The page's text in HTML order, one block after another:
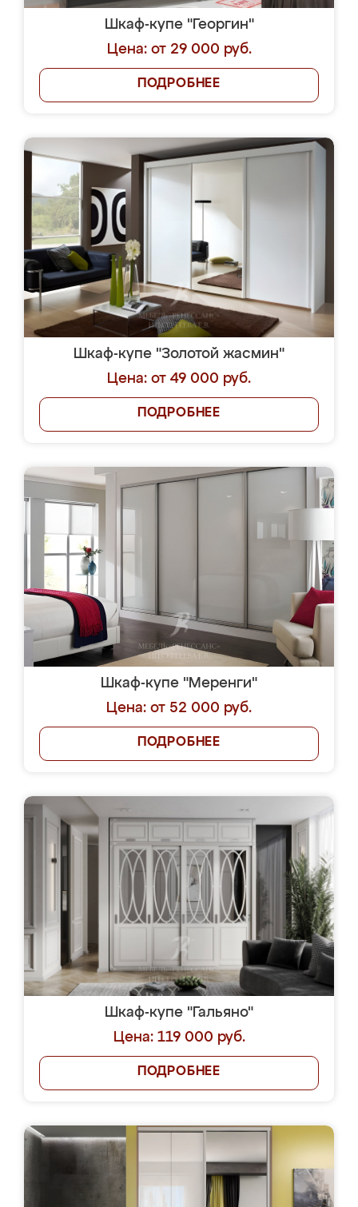
Шкаф-купе "Георгин"
Цена: от 29 000 руб.
ПОДРОБНЕЕ
Шкаф-купе "Золотой жасмин"
Цена: от 49 000 руб.
ПОДРОБНЕЕ
Шкаф-купе "Меренги"
Цена: от 52 000 руб.
ПОДРОБНЕЕ
Шкаф-купе "Гальяно"
Цена: 119 000 руб.
ПОДРОБНЕЕ